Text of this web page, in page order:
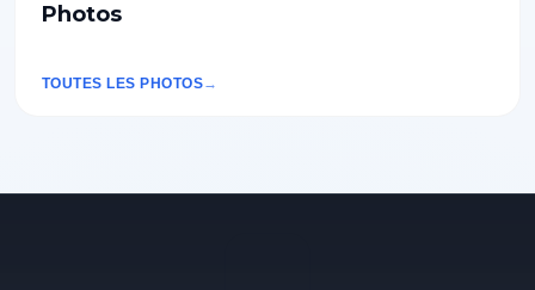
Photos
TOUTES LES PHOTOS